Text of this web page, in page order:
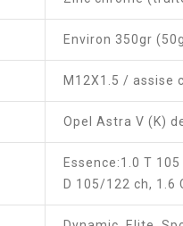
Environ 350gr
M12X1.5 / assise
Opel Astra V (K)
Essence:1.0 T
D 105/122 ch, 1.6